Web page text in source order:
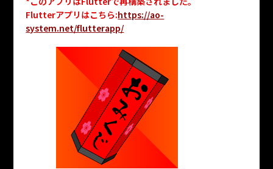
Flutterアプリはこちら:https://ao-
system.net/flutterapp/